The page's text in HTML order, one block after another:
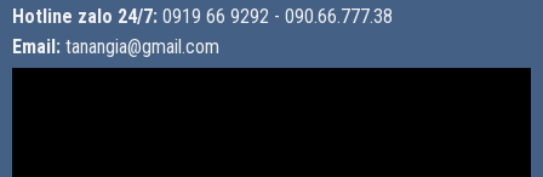
Hotline zalo 24/7: 0919 66 9292 - 090.66.777.38
Email: tanangia@gmail.com